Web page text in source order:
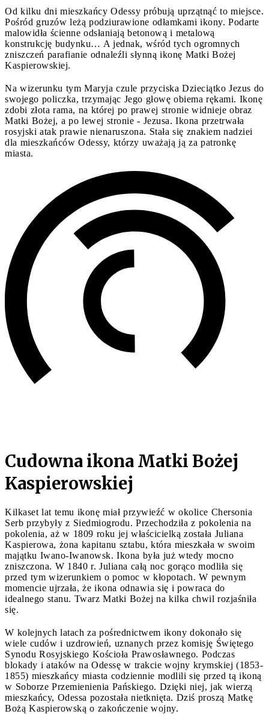
Od kilku dni mieszkańcy Odessy próbują uprzątnąć to miejsce.
Pośród gruzów leżą podziurawione odłamkami ikony. Podarte
malowidła ścienne odsłaniają betonową i metalową
konstrukcję budynku… A jednak, wśród tych ogromnych
zniszczeń parafianie odnaleźli słynną ikonę Matki Bożej
Kaspierowskiej.
Na wizerunku tym Maryja czule przyciska Dzieciątko Jezus do
swojego policzka, trzymając Jego głowę obiema rękami. Ikonę
zdobi złota rama, na której po prawej stronie widnieje obraz
Matki Bożej, a po lewej stronie - Jezusa. Ikona przetrwała
rosyjski atak prawie nienaruszona. Stała się znakiem nadziei
dla mieszkańców Odessy, którzy uważają ją za patronkę
miasta.
Cudowna ikona Matki Bożej
Kaspierowskiej
Kilkaset lat temu ikonę miał przywieźć w okolice Chersonia
Serb przybyły z Siedmiogrodu. Przechodziła z pokolenia na
pokolenia, aż w 1809 roku jej właścicielką została Juliana
Kaspierowa, żona kapitanu sztabu, która mieszkała w swoim
majątku Iwano-Iwanowsk. Ikona była już wtedy mocno
zniszczona. W 1840 r. Juliana całą noc gorąco modliła się
przed tym wizerunkiem o pomoc w kłopotach. W pewnym
momencie ujrzała, że ikona odnawia się i powraca do
idealnego stanu. Twarz Matki Bożej na kilka chwil rozjaśniła
się.
W kolejnych latach za pośrednictwem ikony dokonało się
wiele cudów i uzdrowień, uznanych przez komisję Świętego
Synodu Rosyjskiego Kościoła Prawosławnego. Podczas
blokady i ataków na Odessę w trakcie wojny krymskiej (1853-
1855) mieszkańcy miasta codziennie modlili się przed tą ikoną
w Soborze Przemienienia Pańskiego. Dzięki niej, jak wierzą
mieszkańcy, Odessa pozostała nietknięta. Dziś proszą Matkę
Bożą Kaspierowską o zakończenie wojny.